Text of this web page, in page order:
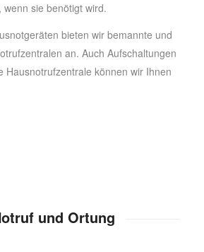
sie benötigt wird.
bieten wir bemannte und
an. Auch Aufschaltungen
Hausnotrufzentrale können wir Ihnen
und Ortung